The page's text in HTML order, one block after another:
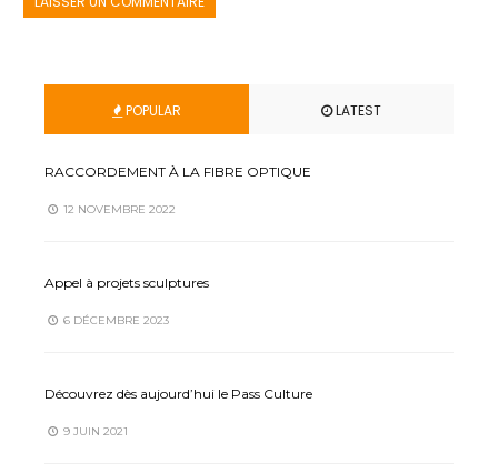
POPULAR LATEST
RACCORDEMENT À LA FIBRE OPTIQUE
12 NOVEMBRE 2022
Appel à projets sculptures
6 DÉCEMBRE 2023
Découvrez dès aujourd’hui le Pass Culture
9 JUIN 2021